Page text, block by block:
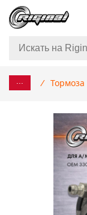
... / Тормоза